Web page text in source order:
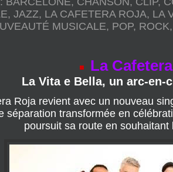
,JAZZ, LA CAFETERA ROJA, LA
MUSICALE, POP, ROCK,
La
La Vita e Bella, un arc-en-
Roja revient avec un nouveau
séparation transformée en
poursuit sa route en souhaitant